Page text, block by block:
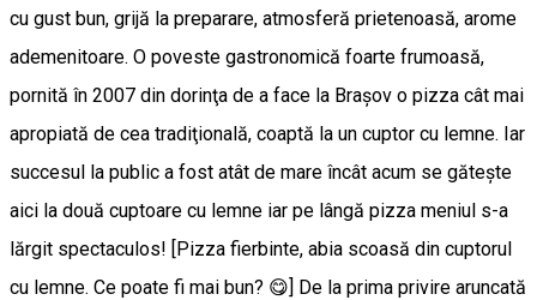
cu gust bun, grijă la preparare, atmosferă prietenoasă, arome
ademenitoare. O poveste gastronomică foarte frumoasă,
pornită în 2007 din dorinţa de a face la Braşov o pizza cât mai
apropiată de cea tradiţională, coaptă la un cuptor cu lemne. Iar
succesul la public a fost atât de mare încât acum se găteşte
aici la două cuptoare cu lemne iar pe lângă pizza meniul s-a
lărgit spectaculos! [Pizza fierbinte, abia scoasă din cuptorul
cu lemne. Ce poate fi mai bun? 😋] De la prima privire aruncată